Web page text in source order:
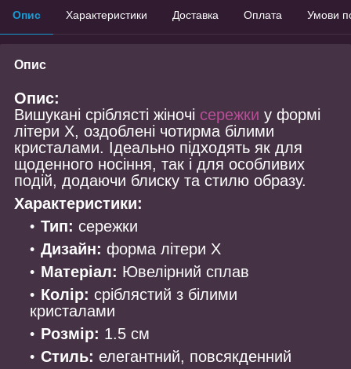
Опис Характеристики Доставка Оплата Умови
Опис
Опис:
Вишукані сріблясті жіночі сережки у формі
літери Х, оздоблені чотирма білими
кристалами. Ідеально підходять як для
щоденного носіння, так і для особливих
подій, додаючи блиску та стилю образу.
Характеристики:
Тип: сережки
Дизайн: форма літери Х
Матеріал: Ювелірний сплав
Колір: сріблястий з білими
кристалами
Розмір: 1.5 см
Стиль: елегантний, повсякденний